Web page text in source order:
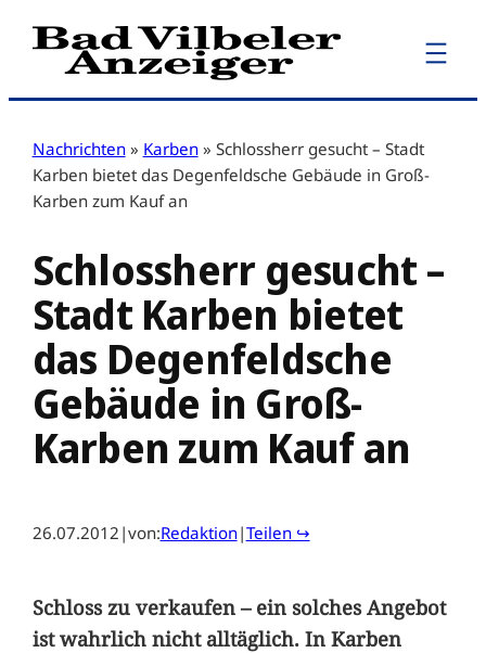
Zum
Inhalt
Nachrichten » Karben » Schlossherr gesucht – Stadt
Karben bietet das Degenfeldsche Gebäude in Groß-
Karben zum Kauf an
Schlossherr gesucht –
Stadt Karben bietet
das Degenfeldsche
Gebäude in Groß-
Karben zum Kauf an
26.07.2012 |von:Redaktion|Teilen ↪
Schloss zu verkaufen – ein solches Angebot
ist wahrlich nicht alltäglich. In Karben